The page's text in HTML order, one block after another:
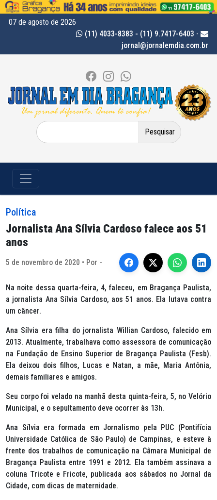
07 de agosto de 2026
(11) 4033-8383 - (11) 9.7417-6403 -
jornal@jornalemdia.com.br
Pesquisar
por:
Política
Jornalista Ana Sílvia Cardoso falece aos 51
anos
5 de novembro de 2020 • Por -
Na noite dessa quarta-feira, 4, faleceu, em Bragança Paulista,
a jornalista Ana Sílvia Cardoso, aos 51 anos. Ela lutava contra
um câncer.
Ana Sílvia era filha do jornalista Willian Cardoso, falecido em
2013. Atualmente, trabalhava como assessora de comunicação
na Fundação de Ensino Superior de Bragança Paulista (Fesb).
Ela deixou dois filhos, Lucas e Natan, a mãe, Maria Antônia,
demais familiares e amigos.
Seu corpo foi velado na manhã desta quinta-feira, 5, no Velório
Municipal, e o sepultamento deve ocorrer às 13h.
Ana Sílvia era formada em Jornalismo pela PUC (Pontifícia
Universidade Católica de São Paulo) de Campinas, e esteve à
frente dos trabalhos de comunicação na Câmara Municipal de
Bragança Paulista entre 1991 e 2012. Ela também assinava a
coluna Tricote e Fricote, publicada aos sábados no Jornal da
Cidade, com dicas de maternidade.